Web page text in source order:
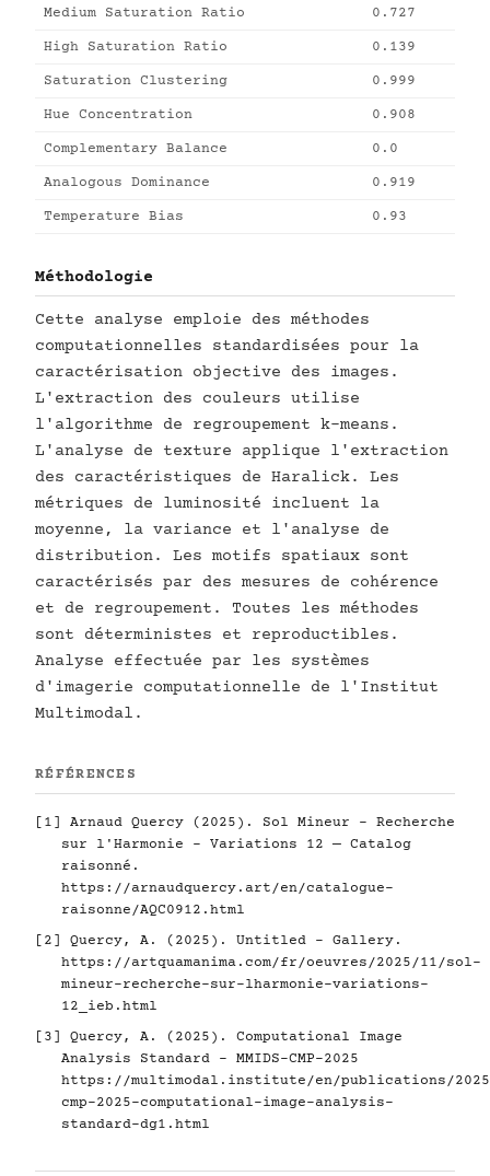
Medium Saturation Ratio 0.727
High Saturation Ratio 0.139
Saturation Clustering 0.999
Hue Concentration 0.908
Complementary Balance 0.0
Analogous Dominance 0.919
Temperature Bias 0.93
Méthodologie
Cette analyse emploie des méthodes
computationnelles standardisées pour la
caractérisation objective des images.
L'extraction des couleurs utilise
l'algorithme de regroupement k-means.
L'analyse de texture applique l'extraction
des caractéristiques de Haralick. Les
métriques de luminosité incluent la
moyenne, la variance et l'analyse de
distribution. Les motifs spatiaux sont
caractérisés par des mesures de cohérence
et de regroupement. Toutes les méthodes
sont déterministes et reproductibles.
Analyse effectuée par les systèmes
d'imagerie computationnelle de l'Institut
Multimodal.
RÉFÉRENCES
[1] Arnaud Quercy (2025). Sol Mineur - Recherche
sur l'Harmonie - Variations 12 — Catalog
raisonné.
https://arnaudquercy.art/en/catalogue-
raisonne/AQC0912.html
[2] Quercy, A. (2025). Untitled - Gallery.
https://artquamanima.com/fr/oeuvres/2025/11/sol-
mineur-recherche-sur-lharmonie-variations-
12_ieb.html
[3] Quercy, A. (2025). Computational Image
Analysis Standard - MMIDS-CMP-2025
https://multimodal.institute/en/publications/2025/
cmp-2025-computational-image-analysis-
standard-dg1.html